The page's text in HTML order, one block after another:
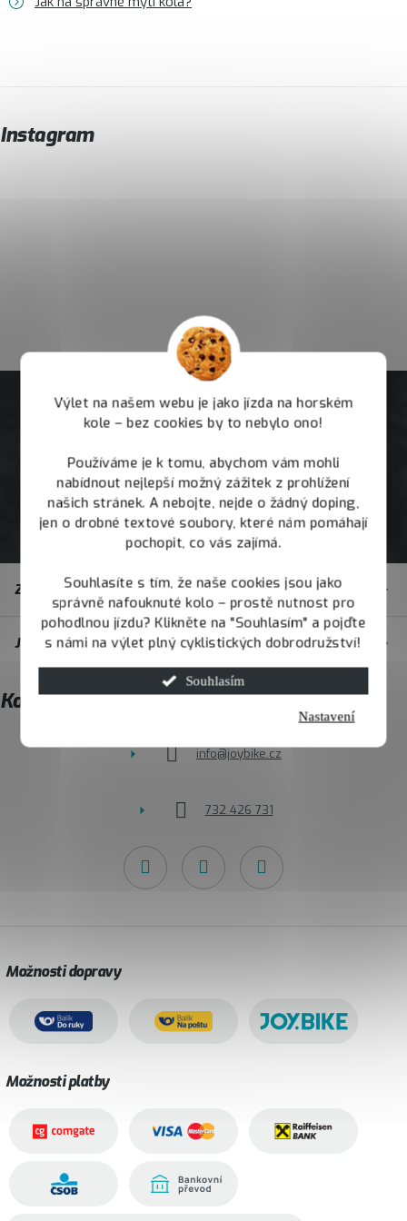
Výlet na našem webu je jako jízda na horském
kole – bez cookies by to nebylo ono!
Používáme je k tomu, abychom vám mohli
nabídnout nejlepší možný zážitek z prohlížení
našich stránek. A nebojte, nejde o žádný doping,
jen o drobné textové soubory, které nám pomáhají
pochopit, co vás zajímá.
Souhlasíte s tím, že naše cookies jsou jako
správně nafouknuté kolo – prostě nutnost pro
pohodlnou jízdu? Klikněte na "Souhlasím" a pojďte
s námi na výlet plný cyklistických dobrodružství!
Souhlasím
Nastavení
Instagram
t
í
Zákaznický servis
JOY.BIKE
Kontakt
info@joybike.cz
732 426 731
Možnosti dopravy
Možnosti platby